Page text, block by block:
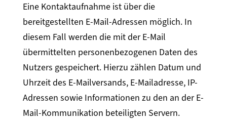
Eine Kontaktaufnahme ist über die
bereitgestellten E-Mail-Adressen möglich. In
diesem Fall werden die mit der E-Mail
übermittelten personenbezogenen Daten des
Nutzers gespeichert. Hierzu zählen Datum und
Uhrzeit des E-Mailversands, E-Mailadresse, IP-
Adressen sowie Informationen zu den an der E-
Mail-Kommunikation beteiligten Servern.